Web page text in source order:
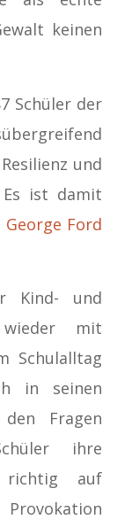
keinen
Schüler der
und
Es ist damit
George Ford
Kind- und
mit
Schulalltag
in seinen
Fragen
ihre
richtig auf